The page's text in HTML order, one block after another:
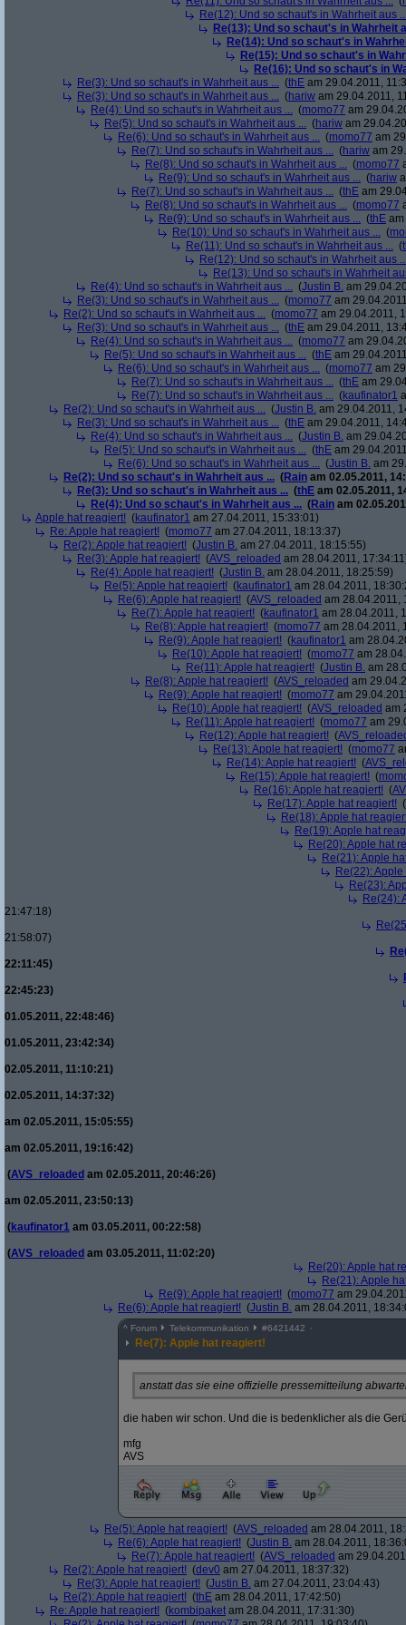
Re(12): Und so schaut's in Wahrheit aus
Re(13): Und so schaut's in Wahrheit
Re(14): Und so schaut's in
Re(15): Und so schaut's in
Re(16): Und so schaut's in
Re(3): Und so schaut's in Wahrheit aus ... (thE am 29.04.2011,
Re(3): Und so schaut's in Wahrheit aus ... (hariw am 29.04.2011,
Re(4): Und so schaut's in Wahrheit aus ... (momo77 am
Re(5): Und so schaut's in Wahrheit aus ... (hariw am
Re(6): Und so schaut's in Wahrheit aus ... (momo77 am
Re(7): Und so schaut's in Wahrheit aus ... (hariw am
Re(8): Und so schaut's in Wahrheit aus ... (momo77
Re(9): Und so schaut's in Wahrheit aus ... (hariw
Re(7): Und so schaut's in Wahrheit aus ... (thE am
Re(8): Und so schaut's in Wahrheit aus ... (momo77
Re(9): Und so schaut's in Wahrheit aus ... (thE
Re(10): Und so schaut's in Wahrheit aus ... (
Re(11): Und so schaut's in Wahrheit aus ... (
Re(12): Und so schaut's in Wahrheit aus
Re(13): Und so schaut's in Wahrheit
Re(4): Und so schaut's in Wahrheit aus ... (Justin B. am
Re(3): Und so schaut's in Wahrheit aus ... (momo77 am
Re(2): Und so schaut's in Wahrheit aus ... (momo77 am 29.04.2011,
Re(3): Und so schaut's in Wahrheit aus ... (thE am 29.04.2011,
Re(4): Und so schaut's in Wahrheit aus ... (momo77 am
Re(5): Und so schaut's in Wahrheit aus ... (thE am
Re(6): Und so schaut's in Wahrheit aus ... (momo77 am
Re(7): Und so schaut's in Wahrheit aus ... (thE am
Re(7): Und so schaut's in Wahrheit aus ... (kaufinator1
Re(2): Und so schaut's in Wahrheit aus ... (Justin B. am 29.04.2011,
Re(3): Und so schaut's in Wahrheit aus ... (thE am 29.04.2011,
Re(4): Und so schaut's in Wahrheit aus ... (Justin B. am
Re(5): Und so schaut's in Wahrheit aus ... (thE am
Re(6): Und so schaut's in Wahrheit aus ... (Justin B. am
Re(2): Und so schaut's in Wahrheit aus ... (Rain am 02.05.2011,
Re(3): Und so schaut's in Wahrheit aus ... (thE am 02.05.2011,
Re(4): Und so schaut's in Wahrheit aus ... (Rain am
Apple hat reagiert! (kaufinator1 am 27.04.2011, 15:33:01)
Re: Apple hat reagiert! (momo77 am 27.04.2011, 18:13:37)
Re(2): Apple hat reagiert! (Justin B. am 27.04.2011, 18:15:55)
Re(3): Apple hat reagiert! (AVS_reloaded am 28.04.2011,
Re(4): Apple hat reagiert! (Justin B. am 28.04.2011, 18:25:59)
Re(5): Apple hat reagiert! (kaufinator1 am 28.04.2011,
Re(6): Apple hat reagiert! (AVS_reloaded am 28.04.2011,
Re(7): Apple hat reagiert! (kaufinator1 am 28.04.2011,
Re(8): Apple hat reagiert! (momo77 am 28.04.2011,
Re(9): Apple hat reagiert! (kaufinator1 am
Re(10): Apple hat reagiert! (momo77 am
Re(11): Apple hat reagiert! (Justin B. am
Re(8): Apple hat reagiert! (AVS_reloaded am
Re(9): Apple hat reagiert! (momo77 am
Re(10): Apple hat reagiert! (AVS_reloaded am
Re(11): Apple hat reagiert! (momo77 am
Re(12): Apple hat reagiert! (
Re(13): Apple hat reagiert! (momo77
Re(14): Apple hat reagiert! (
Re(15): Apple hat reagiert! (
Re(16): Apple hat reagiert! (
Re(17): Apple hat reagiert! (
Re(18): Apple hat
Re(19): Apple hat
Re(20): Apple hat
Re(21): Apple
Re(22):
Re(23):
Re(24):
21:47:18)
21:58:07)
22:11:45)
22:45:23)
01.05.2011, 22:48:46)
01.05.2011, 23:42:34)
02.05.2011, 11:10:21)
02.05.2011, 14:37:32)
am 02.05.2011, 15:05:55)
am 02.05.2011, 19:16:42)
(AVS_reloaded am 02.05.2011, 20:46:26)
am 02.05.2011, 23:50:13)
(kaufinator1 am 03.05.2011, 00:22:58)
(AVS_reloaded am 03.05.2011, 11:02:20)
Re(20): Apple hat
Re(21): Apple
Re(9): Apple hat reagiert! (momo77 am
Re(6): Apple hat reagiert! (Justin B. am 28.04.2011,
^ Forum Telekommunikation #6421442
Re(7): Apple hat reagiert!
anstatt das sie eine offizielle pressemitteilung
die haben wir schon. Und die is bedenklicher als die
mfg
AVS
Re(5): Apple hat reagiert! (AVS_reloaded am 28.04.2011,
Re(6): Apple hat reagiert! (Justin B. am 28.04.2011,
Re(7): Apple hat reagiert! (AVS_reloaded am
Re(2): Apple hat reagiert! (dev0 am 27.04.2011, 18:37:32)
Re(3): Apple hat reagiert! (Justin B. am 27.04.2011, 23:04:43)
Re(2): Apple hat reagiert! (thE am 28.04.2011, 17:42:50)
Re: Apple hat reagiert! (kombipaket am 28.04.2011, 17:31:30)